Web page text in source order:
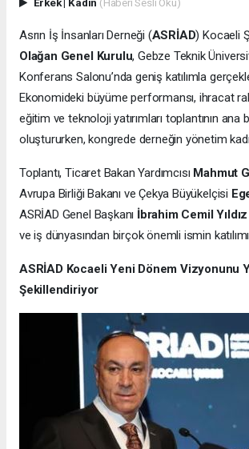
Asrın İş İnsanları Derneği (ASRİAD) Kocaeli
Olağan Genel Kurulu, Gebze Teknik
Konferans Salonu’nda geniş katılımla
Ekonomideki büyüme performansı, ihracat
eğitim ve teknoloji yatırımları toplantının ana
oluştururken, kongrede derneğin yönetim
Toplantı, Ticaret Bakan Yardımcısı Mahmut
Avrupa Birliği Bakanı ve Çekya Büyükelçisi
ASRİAD Genel Başkanı İbrahim Cemil Yıldız
ve iş dünyasından birçok önemli ismin
ASRİAD Kocaeli Yeni Dönem Vizyonunu
Şekillendiriyor